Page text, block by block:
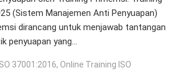
(Sistem Manajemen Anti Penyuapan)
dirancang untuk menjawab tantangan
penyuapan yang…
37001:2016, Online Training ISO